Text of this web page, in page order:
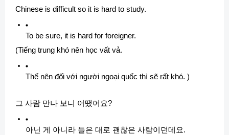
Chinese is difficult so it is hard to study.
To be sure, it is hard for foreigner.
(Tiếng trung khó nên học vất vả.
Thế nên đối với người ngoại quốc thì sẽ rất khó. )
그 사람 만나 보니 어땠어요?
아닌 게 아니라 들은 대로 괜찮은 사람이던데요.